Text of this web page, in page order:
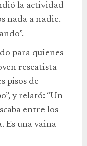
la actividad
nada a nadie.
para quienes
rescatista
pisos de
y relató: “Un
entre los
Es una vaina